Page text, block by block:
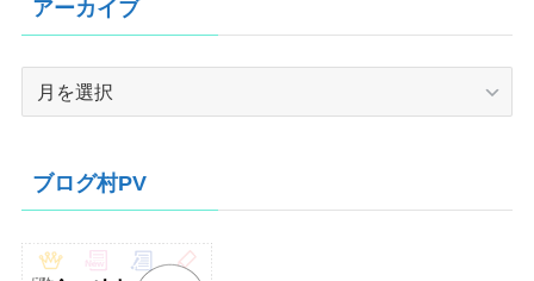
アーカイブ
ブ
ブログ村PV